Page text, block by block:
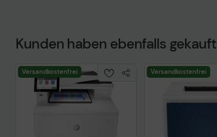
Kunden haben ebenfalls gekauft
Versandkostenfrei Versandkostenfrei